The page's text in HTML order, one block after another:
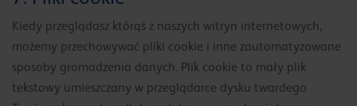
Kiedy przeglądasz którąś z naszych witryn internetowych,
możemy przechowywać pliki cookie i inne zautomatyzowane
sposoby gromadzenia danych. Plik cookie to mały plik
tekstowy umieszczany w przeglądarce dysku twardego